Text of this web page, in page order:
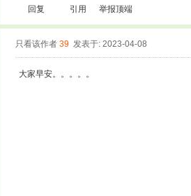
回复 引用 举报顶端
只看该作者 39 发表于: 2023-04-08
大家早安。。。。。